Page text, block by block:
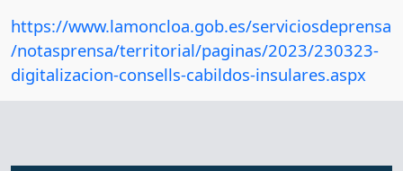
https://www.lamoncloa.gob.es/serviciosdeprensa
/notasprensa/territorial/paginas/2023/230323-
digitalizacion-consells-cabildos-insulares.aspx